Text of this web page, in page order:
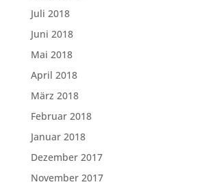
Juli 2018
Juni 2018
Mai 2018
April 2018
März 2018
Februar 2018
Januar 2018
Dezember 2017
November 2017